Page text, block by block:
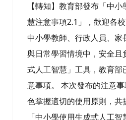
【轉知】教育部發布「中
慧注意事項2.1」，歡迎各
中小學教師、行政人員、家
與日常學習情境中，安全且
式人工智慧」工具，教育部
意事項。 本次發布的注意
色掌握適切的使用原則，共
「中小學使用生成式人工